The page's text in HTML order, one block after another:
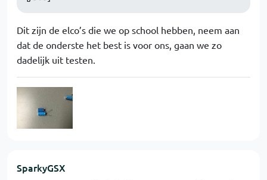
Dit zijn de elco’s die we op school hebben, neem aan
dat de onderste het best is voor ons, gaan we zo
dadelijk uit testen.
SparkyGSX